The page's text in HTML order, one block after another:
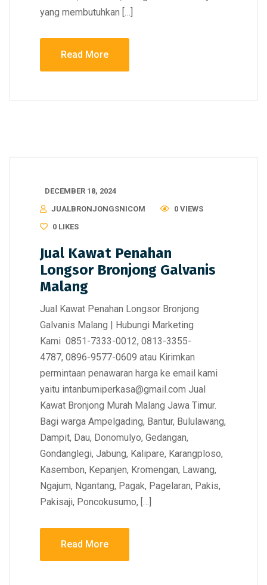
yang membutuhkan […]
Read More
DECEMBER 18, 2024
JUALBRONJONGSNICOM
0 VIEWS
0 LIKES
Jual Kawat Penahan
Longsor Bronjong Galvanis
Malang
Jual Kawat Penahan Longsor Bronjong
Galvanis Malang | Hubungi Marketing
Kami 0851-7333-0012, 0813-3355-
4787, 0896-9577-0609 atau Kirimkan
permintaan penawaran harga ke email kami
yaitu intanbumiperkasa@gmail.com Jual
Kawat Bronjong Murah Malang Jawa Timur.
Bagi warga Ampelgading, Bantur, Bululawang,
Dampit, Dau, Donomulyo, Gedangan,
Gondanglegi, Jabung, Kalipare, Karangploso,
Kasembon, Kepanjen, Kromengan, Lawang,
Ngajum, Ngantang, Pagak, Pagelaran, Pakis,
Pakisaji, Poncokusumo, […]
Read More